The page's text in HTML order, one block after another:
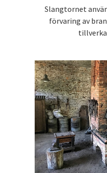
Slangtornet
förvaring av